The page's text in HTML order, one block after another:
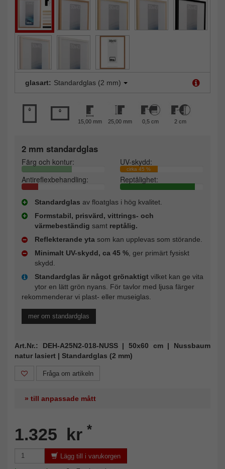
glasart: Standardglas (2 mm)
15,00 mm 25,00 mm 0,5 cm 2 cm
2 mm standardglas
Färg och kontur: UV-skydd:
cirka 45 %
Antireflexbehandling: Reptålighet:
Standardglas av floatglas i hög kvalitet.
Formstabil, prisvärd, vittrings- och
värmebeständig samt reptålig.
Reflekterande yta som kan upplevas som störande.
Minimalt UV-skydd, ca 45 % , ger primärt fysiskt
skydd.
Standardglas är något grönaktigt vilket kan ge vita
ytor en lätt grön nyans. För tavlor med ljusa färger
rekommenderar vi plast- eller museiglas.
mer om standardglas
Art.Nr.: DEH-A25N2-018-NUSS | 50x60 cm | Nussbaum
natur lasiert | Standardglas (2 mm)
Fråga om artikeln
» till anpassade mått
1.325 kr *
Lägg till i varukorgen